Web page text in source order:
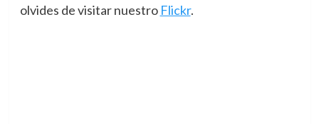
olvides de visitar nuestro Flickr.